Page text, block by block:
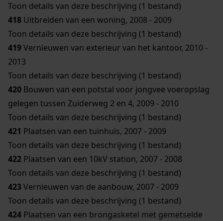
Toon details van deze beschrijving (1 bestand)
418 Uitbreiden van een woning, 2008 - 2009
Toon details van deze beschrijving (1 bestand)
419Vernieuwen van exterieur van het kantoor, 2010 -
2013
Toon details van deze beschrijving (1 bestand)
420 Bouwen van een potstal voor jongvee voeropslag
gelegen tussen Zuiderweg 2 en 4, 2009 - 2010
Toon details van deze beschrijving (1 bestand)
421 Plaatsen van een tuinhuis, 2007 - 2009
Toon details van deze beschrijving (1 bestand)
422 Plaatsen van een 10kV station, 2007 - 2008
Toon details van deze beschrijving (1 bestand)
423Vernieuwen van de aanbouw, 2007 - 2009
Toon details van deze beschrijving (1 bestand)
424 Plaatsen van een brongasketel met gemetselde